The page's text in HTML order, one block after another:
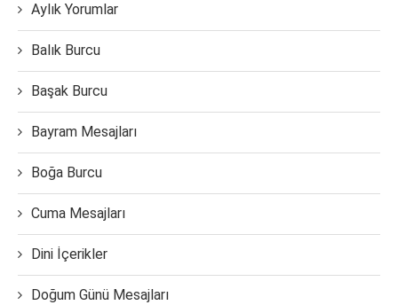
Aylık Yorumlar
Balık Burcu
Başak Burcu
Bayram Mesajları
Boğa Burcu
Cuma Mesajları
Dini İçerikler
Doğum Günü Mesajları